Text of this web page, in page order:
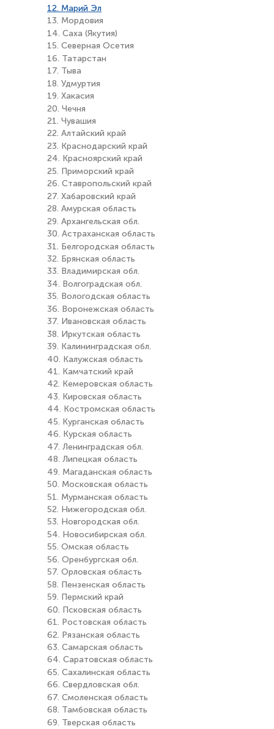
12. Марий Эл
13. Мордовия
14. Саха (Якутия)
15. Северная Осетия
16. Татарстан
17. Тыва
18. Удмуртия
19. Хакасия
20. Чечня
21. Чувашия
22. Алтайский край
23. Краснодарский край
24. Красноярский край
25. Приморский край
26. Ставропольский край
27. Хабаровский край
28. Амурская область
29. Архангельская обл.
30. Астраханская область
31. Белгородская область
32. Брянская область
33. Владимирская обл.
34. Волгоградская обл.
35. Вологодская область
36. Воронежская область
37. Ивановская область
38. Иркутская область
39. Калининградская обл.
40. Калужская область
41. Камчатский край
42. Кемеровская область
43. Кировская область
44. Костромская область
45. Курганская область
46. Курская область
47. Ленинградская обл.
48. Липецкая область
49. Магаданская область
50. Московская область
51. Мурманская область
52. Нижегородская обл.
53. Новгородская обл.
54. Новосибирская обл.
55. Омская область
56. Оренбургская обл.
57. Орловская область
58. Пензенская область
59. Пермский край
60. Псковская область
61. Ростовская область
62. Рязанская область
63. Самарская область
64. Саратовская область
65. Сахалинская область
66. Свердловская обл.
67. Смоленская область
68. Тамбовская область
69. Тверская область